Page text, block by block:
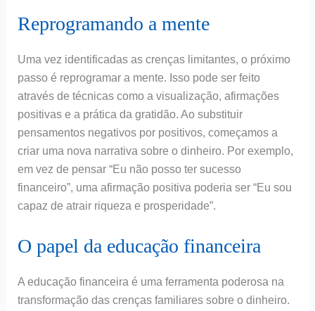
Reprogramando a mente
Uma vez identificadas as crenças limitantes, o próximo
passo é reprogramar a mente. Isso pode ser feito
através de técnicas como a visualização, afirmações
positivas e a prática da gratidão. Ao substituir
pensamentos negativos por positivos, começamos a
criar uma nova narrativa sobre o dinheiro. Por exemplo,
em vez de pensar “Eu não posso ter sucesso
financeiro”, uma afirmação positiva poderia ser “Eu sou
capaz de atrair riqueza e prosperidade”.
O papel da educação financeira
A educação financeira é uma ferramenta poderosa na
transformação das crenças familiares sobre o dinheiro.